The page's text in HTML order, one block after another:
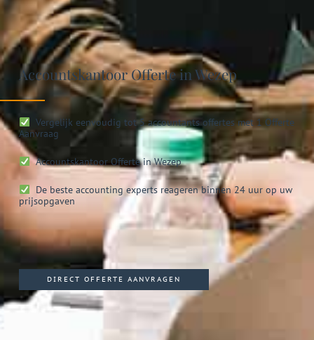
Accountskantoor Offerte in Wezep
Vergelijk eenvoudig tot 5 accountants offertes met 1 Offerte
Aanvraag
AccountskantoorOfferte in Wezep
De beste accounting experts reageren binnen 24 uur op uw
prijsopgaven
DIRECT OFFERTE AANVRAGEN